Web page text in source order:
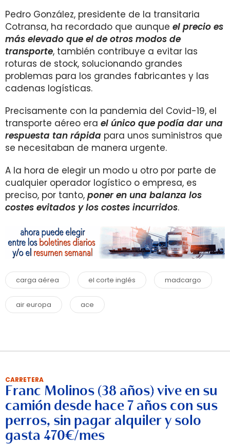
Pedro González, presidente de la transitaria
Cotransa, ha recordado que aunque el precio es
más elevado que el de otros modos de
transporte, también contribuye a evitar las
roturas de stock, solucionando grandes
problemas para los grandes fabricantes y las
cadenas logísticas.
Precisamente con la pandemia del Covid-19, el
transporte aéreo era el único que podía dar una
respuesta tan rápida para unos suministros que
se necesitaban de manera urgente.
A la hora de elegir un modo u otro por parte de
cualquier operador logístico o empresa, es
preciso, por tanto, poner en una balanza los
costes evitados y los costes incurridos.
carga aérea el corte inglés madcargo
air europa ace
CARRETERA
Franc Molinos (38 años) vive en su
camión desde hace 7 años con sus
perros, sin pagar alquiler y solo
gasta 470€/mes